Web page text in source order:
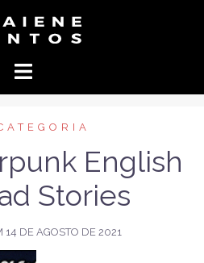
English
Stories
14 DE AGOSTO DE 2021